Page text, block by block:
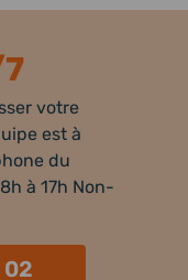
votre
est à
du
à 17h Non-
02